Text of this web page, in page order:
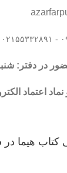
دفتر: شنبه تا
نماد اعتماد
کتاب هیما